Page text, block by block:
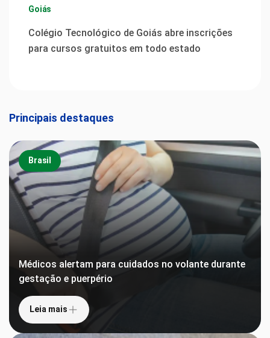
Goiás
Colégio Tecnológico de Goiás abre inscrições
para cursos gratuitos em todo estado
Principais destaques
Brasil
Médicos alertam para cuidados no volante durante
gestação e puerpério
Leia mais